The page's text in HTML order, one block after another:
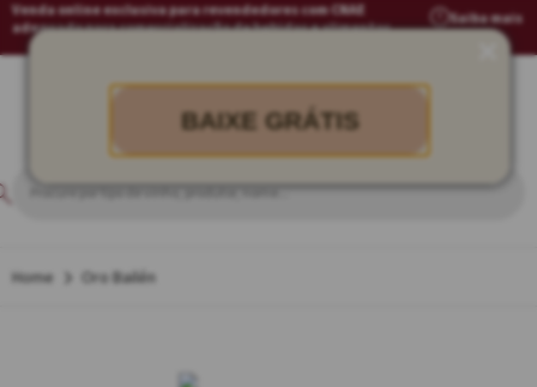
BAIXE GRÁTIS
Venda online exclusiva para revendedores com CNAE
adequado para comercialização de bebidas e alimentos
Saiba mais
Oro Bailén